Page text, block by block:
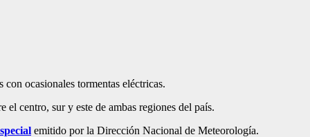
ocasionales tormentas eléctricas.
centro, sur y este de ambas regiones del país.
emitido por la Dirección Nacional de Meteorología.